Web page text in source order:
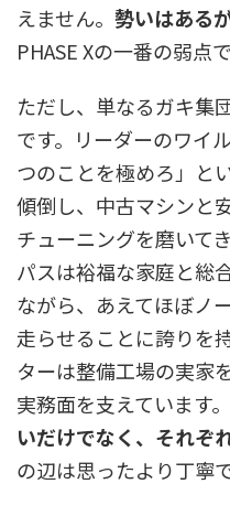
えません。 勢いはある
PHASE Xの一番の弱点で
ただし、単なるガキ集
です。リーダーのワイ
つのことを極めろ」と
傾倒し、中古マシンと
チューニングを磨いて
パスは裕福な家庭と総
ながら、あえてほぼノ
走らせることに誇りを
ターは整備工場の実家
実務面を支えています。
いだけでなく、それぞ
の辺は思ったより丁寧で